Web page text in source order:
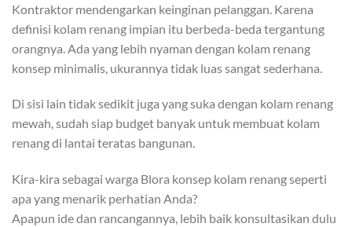
Kontraktor mendengarkan keinginan pelanggan. Karena
definisi kolam renang impian itu berbeda-beda tergantung
orangnya. Ada yang lebih nyaman dengan kolam renang
konsep minimalis, ukurannya tidak luas sangat sederhana.
Di sisi lain tidak sedikit juga yang suka dengan kolam renang
mewah, sudah siap budget banyak untuk membuat kolam
renang di lantai teratas bangunan.
Kira-kira sebagai warga Blora konsep kolam renang seperti
apa yang menarik perhatian Anda?
Apapun ide dan rancangannya, lebih baik konsultasikan dulu